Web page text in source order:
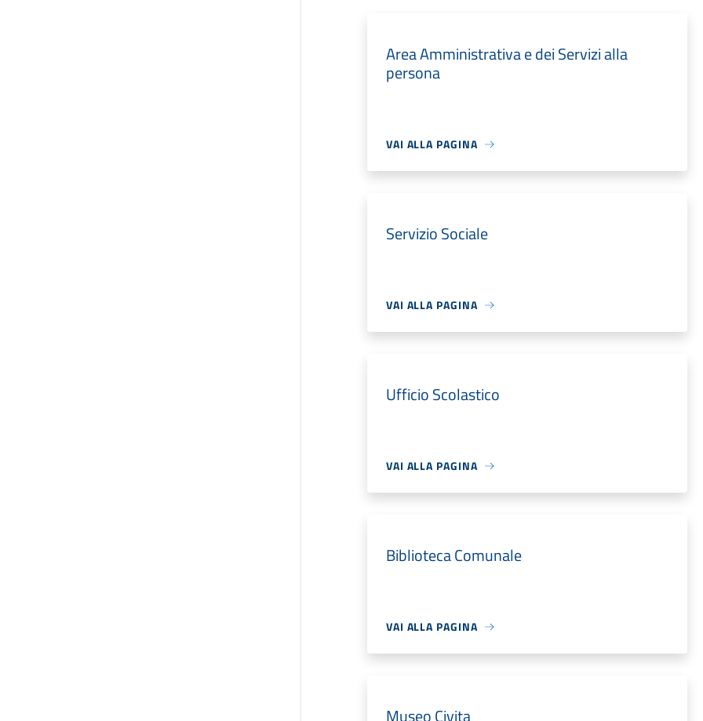
Area Amministrativa e dei Servizi alla
persona
VAI ALLA PAGINA
Servizio Sociale
VAI ALLA PAGINA
Ufficio Scolastico
VAI ALLA PAGINA
Biblioteca Comunale
VAI ALLA PAGINA
Museo Civita